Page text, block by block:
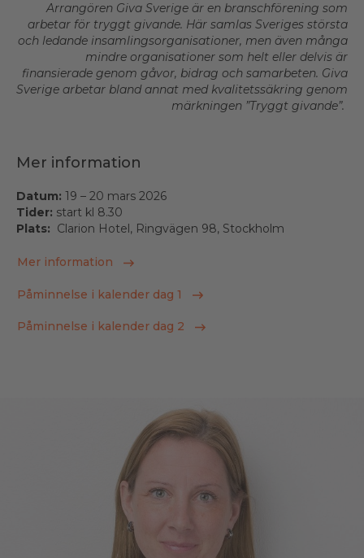
Arrangören Giva Sverige är en branschförening som
arbetar för tryggt givande. Här samlas Sveriges största
och ledande insamlingsorganisationer, men även många
mindre organisationer som helt eller delvis är
finansierade genom gåvor, bidrag och samarbeten. Giva
Sverige arbetar bland annat med kvalitetssäkring genom
märkningen ”Tryggt givande”.
Mer information
Datum: 19 – 20 mars 2026
Tider: start kl 8.30
Plats: Clarion Hotel, Ringvägen 98, Stockholm
Mer information
Påminnelse i kalender dag 1
Påminnelse i kalender dag 2